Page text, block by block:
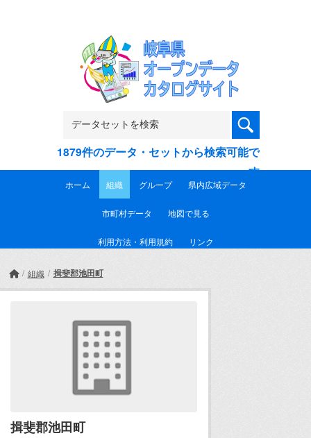
1879件のデータ・セットから検索可能で
す
ホーム 組織 グループ 県内広域データ
市町村データ 地図で見る
利用方法・利用規約 リンク
組織 揖斐郡池田町
揖斐郡池田町